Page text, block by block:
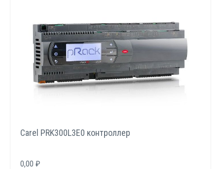
Carel PRK300L3E0 контроллер
0,00 ₽